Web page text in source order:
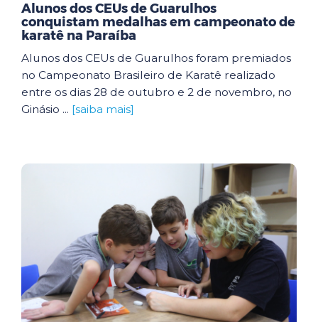
Alunos dos CEUs de Guarulhos
conquistam medalhas em campeonato de
karatê na Paraíba
Alunos dos CEUs de Guarulhos foram premiados
no Campeonato Brasileiro de Karatê realizado
entre os dias 28 de outubro e 2 de novembro, no
Ginásio ... [saiba mais]